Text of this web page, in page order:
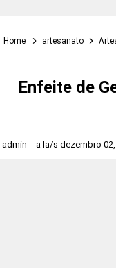
Home artesanato
Enfeite de
admin a la/s dezembro